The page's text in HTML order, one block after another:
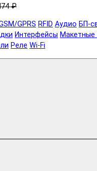
₽
GPRS RFID Аудио БП-
Интерфейсы Макетные
Реле Wi-Fi